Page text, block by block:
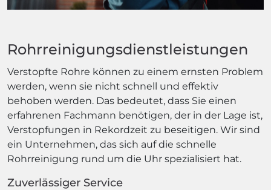
Rohrreinigungsdienstleistungen
Verstopfte Rohre können zu einem ernsten Problem
werden, wenn sie nicht schnell und effektiv
behoben werden. Das bedeutet, dass Sie einen
erfahrenen Fachmann benötigen, der in der Lage ist,
Verstopfungen in Rekordzeit zu beseitigen. Wir sind
ein Unternehmen, das sich auf die schnelle
Rohrreinigung rund um die Uhr spezialisiert hat.
Zuverlässiger Service